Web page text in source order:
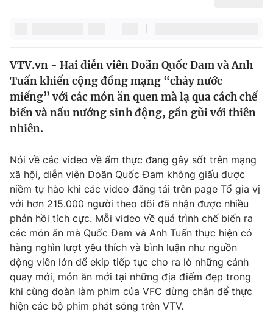
Thế giới
Tin tức
Câu chuyện quốc tế
Kinh tế
Tài chính
Thị trường
Góc doanh nghiệp
Dữ liệu và đời sống
Truyền hình
Phim VTV
Hậu trường
Nhân vật
Khán giả
Giải trí
Điện ảnh
Âm nhạc
Sao
Đời sống
Du lịch
Giáo dục
VTV.vn - Hai diễn viên Doãn Quốc Đam và Anh
Tuấn khiến cộng đồng mạng “chảy nước
miếng” với các món ăn quen mà lạ qua cách chế
biến và nấu nướng sinh động, gần gũi với thiên
nhiên.
Nói về các video về ẩm thực đang gây sốt trên mạng
xã hội, diễn viên Doãn Quốc Đam không giấu được
niềm tự hào khi các video đăng tải trên page Tổ gia vị
với hơn 215.000 người theo dõi đã nhận được nhiều
phản hồi tích cực. Mỗi video về quá trình chế biến ra
các món ăn mà Quốc Đam và Anh Tuấn thực hiện có
hàng nghìn lượt yêu thích và bình luận như nguồn
động viên lớn để ekip tiếp tục cho ra lò những cảnh
quay mới, món ăn mới tại những địa điểm đẹp trong
khi cùng đoàn làm phim của VFC dừng chân để thực
hiện các bộ phim phát sóng trên VTV.